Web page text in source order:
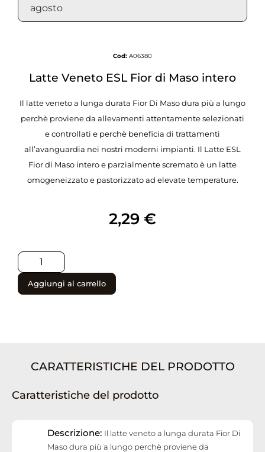
agosto
Cod: A06380
Latte Veneto ESL Fior di Maso intero
Il latte veneto a lunga durata Fior Di Maso dura più a lungo
perchè proviene da allevamenti attentamente selezionati
e controllati e perchè beneficia di trattamenti
all’avanguardia nei nostri moderni impianti. Il Latte ESL
Fior di Maso intero e parzialmente scremato è un latte
omogeneizzato e pastorizzato ad elevate temperature.
2,29 €
Aggiungi al carrello
CARATTERISTICHE DEL PRODOTTO
Caratteristiche del prodotto
Descrizione: Il latte veneto a lunga durata Fior Di
Maso dura più a lungo perchè proviene da